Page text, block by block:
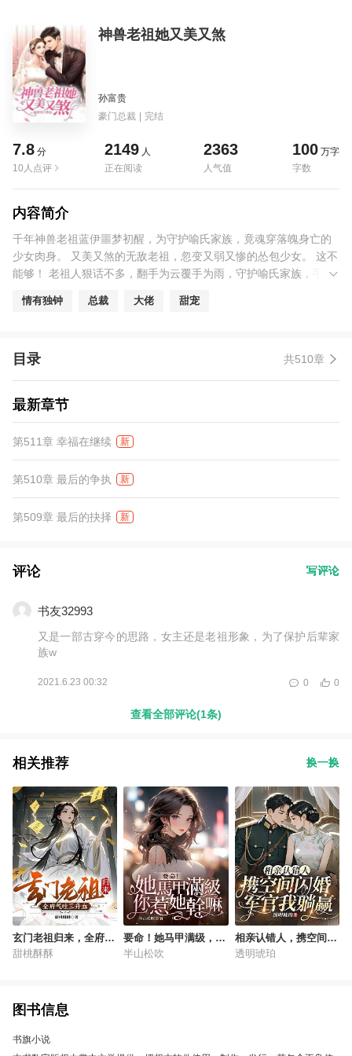
神兽老祖她又美又煞
孙富贵
豪门总裁 | 完结
7.8 分
10人点评
2149 人
正在阅读
2363
人气值
100 万字
字数
内容简介
千年神兽老祖蓝伊噩梦初醒，为守护喻氏家族，竟魂穿落魄身亡的
少女肉身。 又美又煞的无敌老祖，忽变又弱又惨的怂包少女。 这不
能够！ 老祖人狠话不多，翻手为云覆手为雨，守护喻氏家族，手撕
家大少：“蓝伊老祖，守护我的家族是大事，嫁给我更是大事！宠你
情有独钟 总裁 大佬 甜宠
目录 共510章
最新章节
第511章 幸福在继续 新
第510章 最后的争执 新
第509章 最后的抉择 新
评论 写评论
书友32993
又是一部古穿今的思路，女主还是老祖形象，为了保护后辈家
族w
2021.6.23 00:32 0
0
查看全部评论(1条)
相关推荐 换一换
玄门老祖归来，全府气
吐三升血
甜桃酥酥
要命！她马甲满级，你
惹她干嘛
半山松吹
相亲认错人，携空间闪
婚军官我躺赢
透明琥珀
图书信息
书旗小说